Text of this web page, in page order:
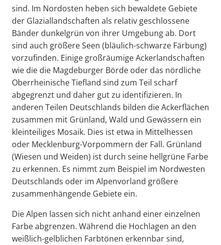
sind. Im Nordosten heben sich bewaldete Gebiete
der Glaziallandschaften als relativ geschlossene
Bänder dunkelgrün von ihrer Umgebung ab. Dort
sind auch größere Seen (bläulich-schwarze Färbung)
vorzufinden. Einige großräumige Ackerlandschaften
wie die die Magdeburger Börde oder das nördliche
Oberrheinische Tiefland sind zum Teil scharf
abgegrenzt und daher gut zu identifizieren. In
anderen Teilen Deutschlands bilden die Ackerflächen
zusammen mit Grünland, Wald und Gewässern ein
kleinteiliges Mosaik. Dies ist etwa in Mittelhessen
oder Mecklenburg-Vorpommern der Fall. Grünland
(Wiesen und Weiden) ist durch seine hellgrüne Farbe
zu erkennen. Es nimmt zum Beispiel im Nordwesten
Deutschlands oder im Alpenvorland größere
zusammenhängende Gebiete ein.
Die Alpen lassen sich nicht anhand einer einzelnen
Farbe abgrenzen. Während die Hochlagen an den
weißlich-gelblichen Farbtönen erkennbar sind,